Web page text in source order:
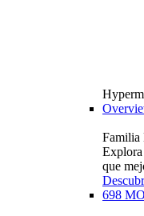
Familia
que
698